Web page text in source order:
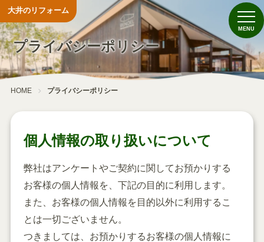
大井のリフォーム
プライバシーポリシー
HOME プライバシーポリシー
個人情報の取り扱いについて
弊社はアンケートやご契約に関してお預かりする
お客様の個人情報を、下記の目的に利用します。
また、お客様の個人情報を目的以外に利用するこ
とは一切ございません。
つきましては、お預かりするお客様の個人情報に